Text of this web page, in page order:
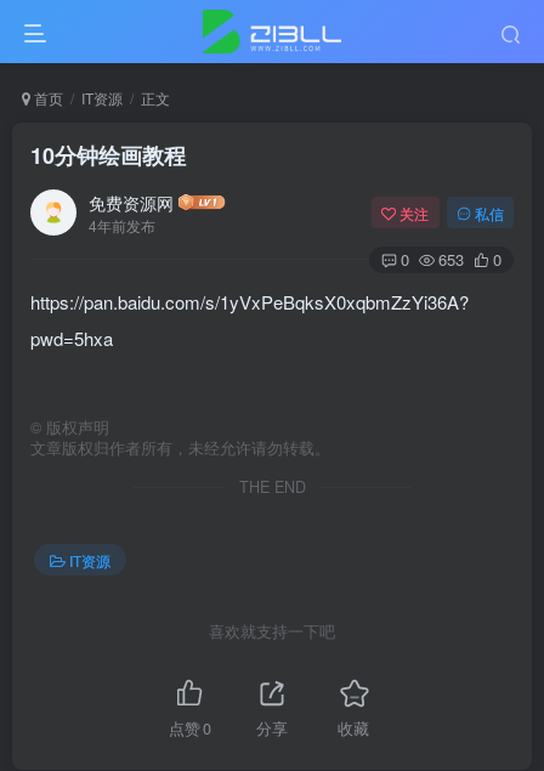
首页 IT资源 正文
10分钟绘画教程
免费资源网
4年前发布
关注 私信
0 653 0
https://pan.baidu.com/s/1yVxPeBqksX0xqbmZzYi36A?
pwd=5hxa
© 版权声明
文章版权归作者所有，未经允许请勿转载。
THE END
IT资源
喜欢就支持一下吧
点赞0 分享 收藏